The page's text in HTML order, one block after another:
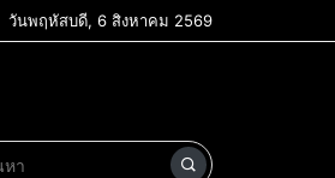
วันพฤหัสบดี, 6 สิงหาคม 2569